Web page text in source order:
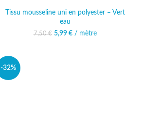
Tissu mousseline uni en polyester – Vert
eau
7,50€ Le prix initial était : 7,50 €.
5,99 € Le prix actuel est :
/ mètre
-32%